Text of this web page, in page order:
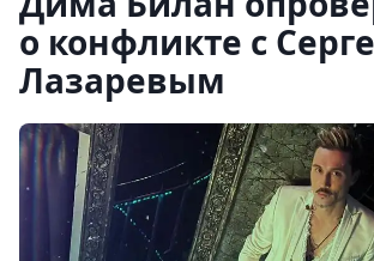
о конфликте с
Лазаревым